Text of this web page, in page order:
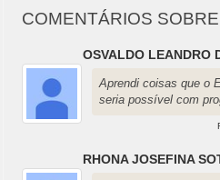
COMENTÁRIOS
OSVALDO LEANDRO
Aprendi coisas que o
seria possível com
RHONA JOSEFINA